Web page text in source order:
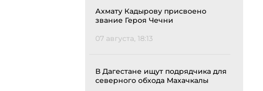
Ахмату Кадырову присвоено
звание Героя Чечни
07 августа, 18:13
В Дагестане ищут подрядчика для
северного обхода Махачкалы